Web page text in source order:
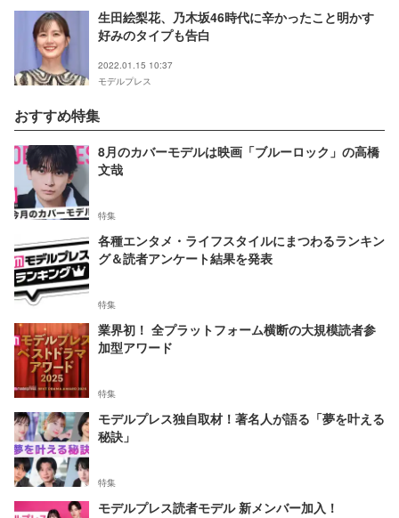
生田絵梨花、乃木坂46時代に辛かったこと明かす
好みのタイプも告白
2022.01.15 10:37
モデルプレス
おすすめ特集
8月のカバーモデルは映画「ブルーロック」の高橋
文哉
特集
各種エンタメ・ライフスタイルにまつわるランキン
グ＆読者アンケート結果を発表
特集
業界初！ 全プラットフォーム横断の大規模読者参
加型アワード
特集
モデルプレス独自取材！著名人が語る「夢を叶える
秘訣」
特集
モデルプレス読者モデル 新メンバー加入！